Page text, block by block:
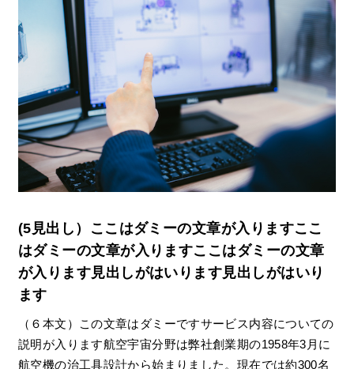
(5見出し）ここはダミーの文章が入りますここ
はダミーの文章が入りますここはダミーの文章
が入ります見出しがはいります見出しがはいり
ます
（６本文）この文章はダミーですサービス内容についての
説明が入ります航空宇宙分野は弊社創業期の1958年3月に
航空機の治工具設計から始まりました。現在では約300名